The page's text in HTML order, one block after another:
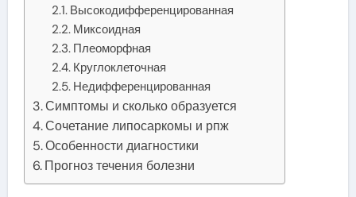
Высокодифференцированная
Миксоидная
Плеоморфная
Круглоклеточная
Недифференцированная
Симптомы и сколько образуется
Сочетание липосаркомы и рпж
Особенности диагностики
Прогноз течения болезни